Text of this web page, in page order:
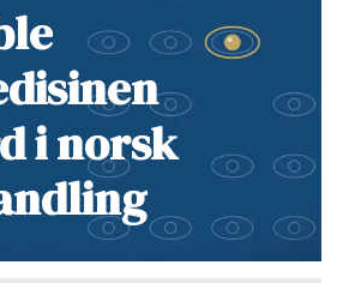
i norsk